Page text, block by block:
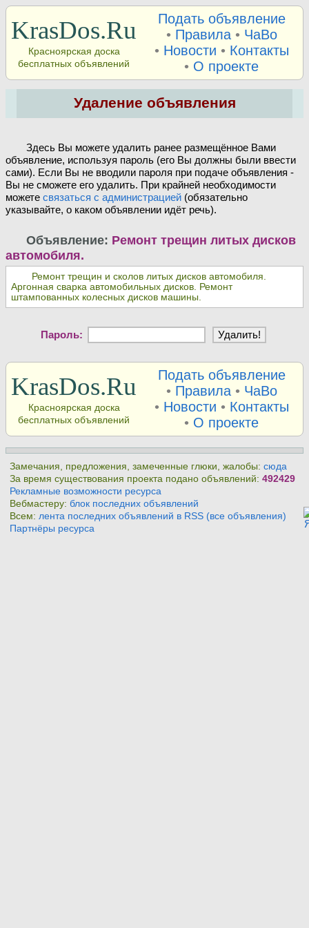
KrasDos.Ru
Красноярская доска
бесплатных объявлений
Подать объявление
• Правила• ЧаВо
• Новости • Контакты
• О проекте
Удаление объявления
Здесь Вы можете удалить ранее размещённое Вами
объявление, используя пароль (его Вы должны были ввести
сами). Если Вы не вводили пароля при подаче объявления -
Вы не сможете его удалить. При крайней необходимости
можете связаться с администрацией(обязательно
указывайте, о каком объявлении идёт речь).
Объявление: Ремонт трещин литых дисков
автомобиля.
Ремонт трещин и сколов литых дисков автомобиля.
Аргонная сварка автомобильных дисков. Ремонт
штампованных колесных дисков машины.
Пароль:
KrasDos.Ru
Красноярская доска
бесплатных объявлений
Подать объявление
• Правила• ЧаВо
• Новости • Контакты
• О проекте
Замечания, предложения, замеченные глюки, жалобы:сюда
За время существования проекта подано объявлений:492429
Рекламные возможности ресурса
Вебмастеру:блок последних объявлений
Всем:лента последних объявлений в RSS (все объявления)
Партнёры ресурса